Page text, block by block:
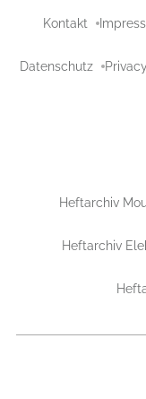
Kontakt
Datenschutz
Heftarchiv
Heftarchiv